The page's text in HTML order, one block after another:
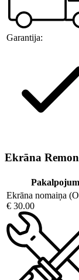
Garantija:
Ekrāna
Ekrāna nomaiņa
€ 30.00